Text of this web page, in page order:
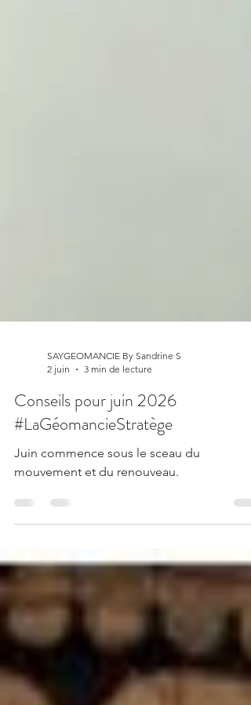
2 juin
3 min de lecture
Conseils pour juin 2026
#LaGéomancieStratège
mouvement et du renouveau.